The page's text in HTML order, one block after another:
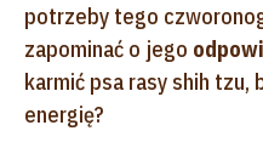
potrzeby tego
zapominać o jego
karmić psa rasy shih tzu,
energię?